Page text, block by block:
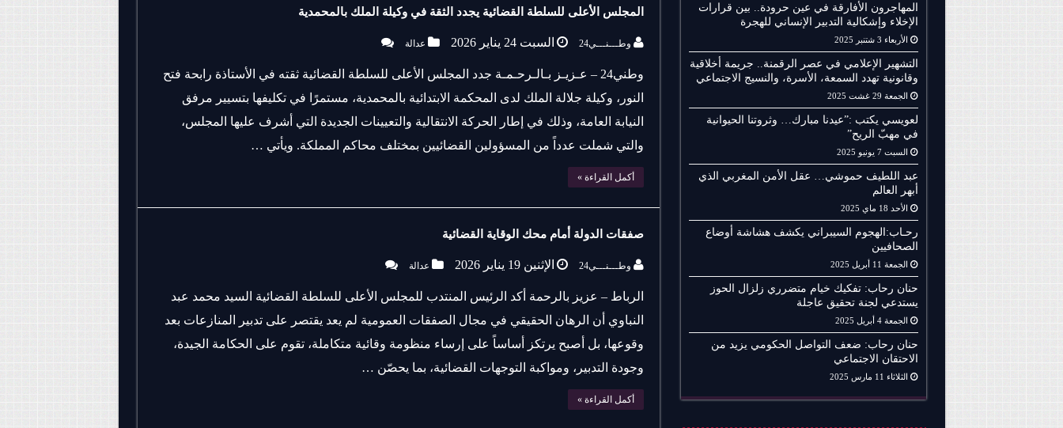
المجلس الأعلى للسلطة القضائية يجدد الثقة في وكيلة الملك بالمحمدية
وطـــنـــي24 السبت 24 يناير 2026 عدالة
وطني24 – عـزيـز بـالـرحـمـة جدد المجلس الأعلى للسلطة القضائية ثقته في الأستاذة رابحة فتح
النور، وكيلة جلالة الملك لدى المحكمة الابتدائية بالمحمدية، مستمرًا في تكليفها بتسيير مرفق
النيابة العامة، وذلك في إطار الحركة الانتقالية والتعيينات الجديدة التي أشرف عليها المجلس،
والتي شملت عدداً من المسؤولين القضائيين بمختلف محاكم المملكة. ويأتي …
أكمل القراءة »
صفقات الدولة أمام محك الوقاية القضائية
وطـــنـــي24 الإثنين 19 يناير 2026 عدالة
الرباط – عزيز بالرحمة أكد الرئيس المنتدب للمجلس الأعلى للسلطة القضائية السيد محمد عبد
النباوي أن الرهان الحقيقي في مجال الصفقات العمومية لم يعد يقتصر على تدبير المنازعات بعد
وقوعها، بل أصبح يرتكز أساساً على إرساء منظومة وقائية متكاملة، تقوم على الحكامة الجيدة،
وجودة التدبير، ومواكبة التوجهات القضائية، بما يحصّن …
أكمل القراءة »
المهاجرون الأفارقة في عين حرودة.. بين قرارات
الإخلاء وإشكالية التدبير الإنساني للهجرة
الأربعاء 3 شتنبر 2025
التشهير الإعلامي في عصر الرقمنة.. جريمة أخلاقية
وقانونية تهدد السمعة، الأسرة، والنسيج الاجتماعي
الجمعة 29 غشت 2025
لعويسي يكتب :”عيدنا مبارك… وثروتنا الحيوانية
في مهبّ الريح”
السبت 7 يونيو 2025
عبد اللطيف حموشي… عقل الأمن المغربي الذي
أبهر العالم
الأحد 18 ماي 2025
رحـاب:الهجوم السيبراني يكشف هشاشة أوضاع
الصحافيين
الجمعة 11 أبريل 2025
حنان رحاب: تفكيك خيام متضرري زلزال الحوز
يستدعي لجنة تحقيق عاجلة
الجمعة 4 أبريل 2025
حنان رحاب: ضعف التواصل الحكومي يزيد من
الاحتقان الاجتماعي
الثلاثاء 11 مارس 2025